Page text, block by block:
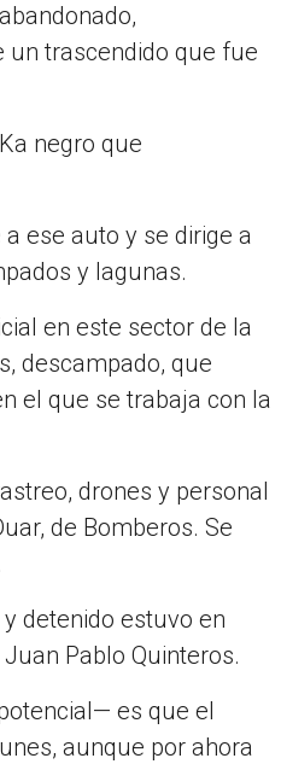
un trascendido que fue
negro que
ese auto y se dirige a
y lagunas.
en este sector de la
descampado, que
el que se trabaja con la
drones y personal
de Bomberos. Se
detenido estuvo en
Pablo Quinteros.
es que el
aunque por ahora